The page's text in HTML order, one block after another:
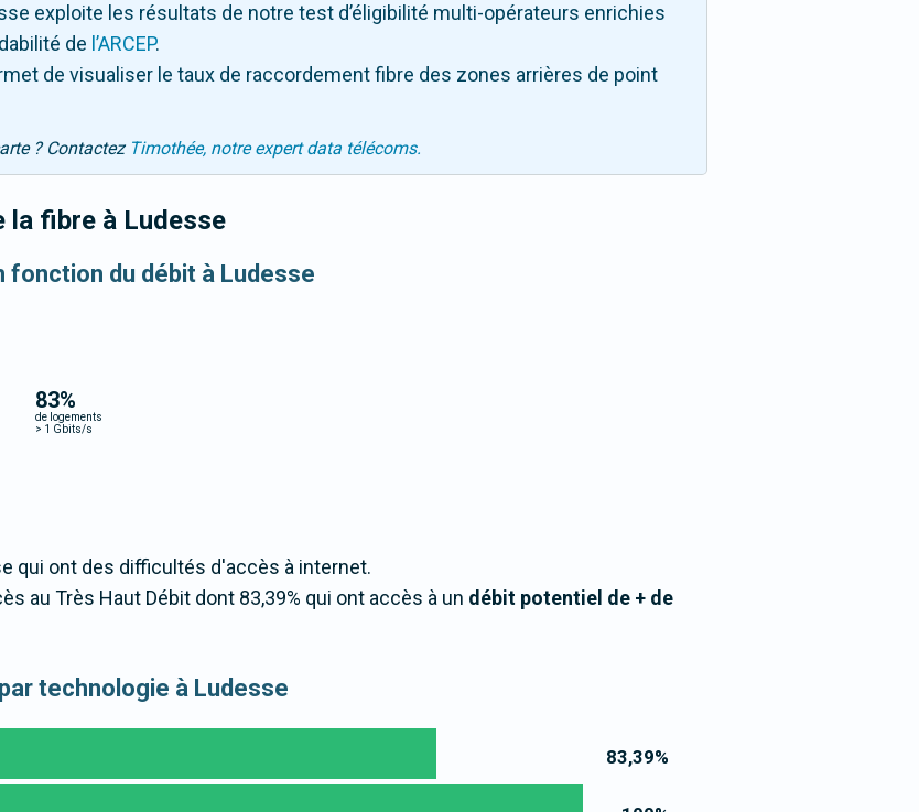
exploite les résultats de notre test d’éligibilité multi-opérateurs enrichies
de l’ARCEP.
de visualiser le taux de raccordement fibre des zones arrières de point
? Contactez Timothée, notre expert data télécoms.
la fibre à Ludesse
fonction du débit à Ludesse
83%
de logements
> 1 Gbits/s
qui ont des difficultés d'accès à internet.
au Très Haut Débit dont 83,39% qui ont accès à un débit potentiel de + de
technologie à Ludesse
83,39%